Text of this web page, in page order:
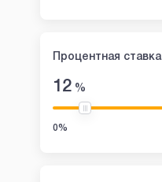
Процентная ставка
12%
0%